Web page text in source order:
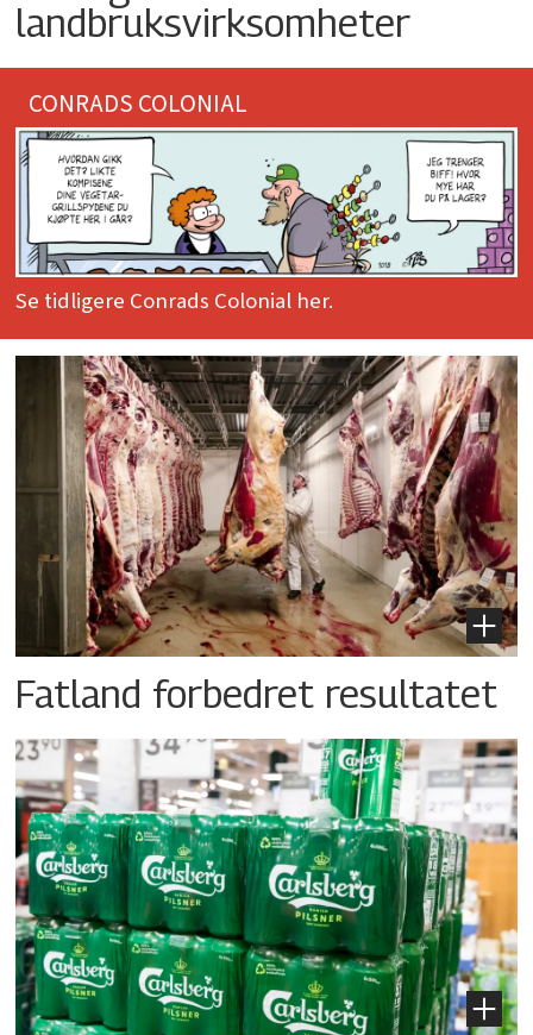
landbruksvirksomheter
CONRADS COLONIAL
Se tidligere Conrads Colonial her.
Fatland forbedret resultatet